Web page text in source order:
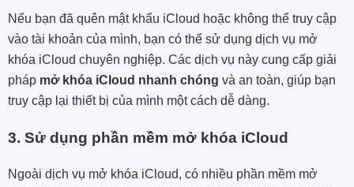
Nếu bạn đã quên mật khẩu iCloud hoặc không thể truy cập
vào tài khoản của mình, bạn có thể sử dụng dịch vụ mở
khóa iCloud chuyên nghiệp. Các dịch vụ này cung cấp giải
pháp mở khóa iCloud nhanh chóng và an toàn, giúp bạn
truy cập lại thiết bị của mình một cách dễ dàng.
3. Sử dụng phần mềm mở khóa iCloud
Ngoài dịch vụ mở khóa iCloud, có nhiều phần mềm mở